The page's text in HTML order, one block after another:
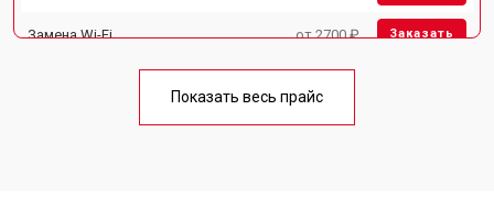
Замена Wi-Fi от 2700 ₽ Заказать
от 3500 ₽
Показать весь прайс